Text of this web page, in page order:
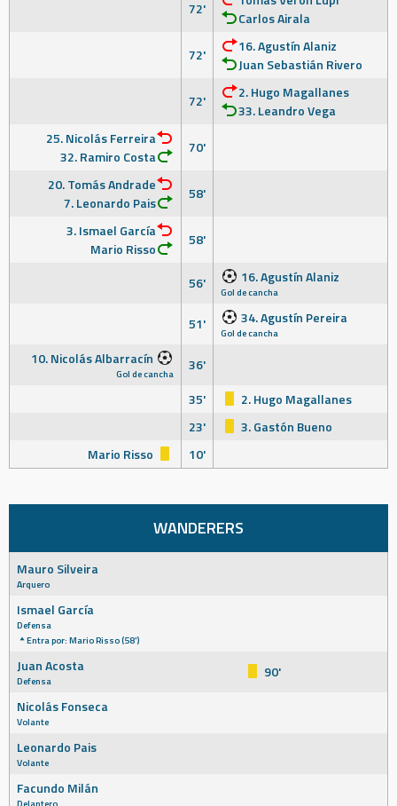
72'
Carlos Airala
72'
16. Agustín Alaniz
Juan Sebastián Rivero
72'
2. Hugo Magallanes
33. Leandro Vega
25. Nicolás Ferreira
32. Ramiro Costa
70'
20. Tomás Andrade
7. Leonardo Pais
58'
3. Ismael García
Mario Risso
58'
56' 16. Agustín Alaniz
Gol de cancha
51' 34. Agustín Pereira
Gol de cancha
10. Nicolás Albarracín
Gol de cancha
36'
35'
2. Hugo Magallanes
23'
3. Gastón Bueno
Mario Risso
10'
WANDERERS
Mauro Silveira
Arquero
Ismael García
Defensa
Entra por: Mario Risso (58')
Juan Acosta
Defensa
90'
Nicolás Fonseca
Volante
Leonardo Pais
Volante
Facundo Milán